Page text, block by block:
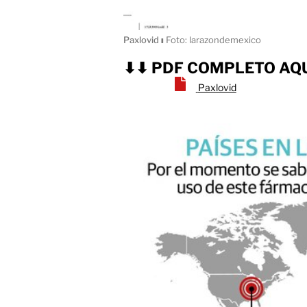
Paxlovid ı Foto: larazondemexico
⬇⬇ PDF COMPLETO
Paxlovid